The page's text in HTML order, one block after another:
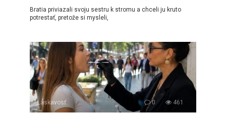
Bratia priviazali svoju sestru k stromu a chceli ju kruto
potrestať, pretože si mysleli,
Láskavosť 0 461